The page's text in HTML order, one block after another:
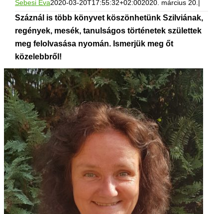
Sebesi Éva2020-03-20T17:55:32+02:002020. március 20. |
Száznál is több könyvet köszönhetünk Szilviának,
regények, mesék, tanulságos történetek születtek
meg felolvasása nyomán. Ismerjük meg őt
közelebbről!